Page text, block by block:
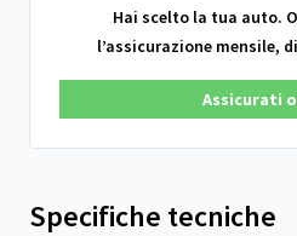
Hai scelto la tua auto.
l’assicurazione mensile,
Assicurati
Specifiche tecniche